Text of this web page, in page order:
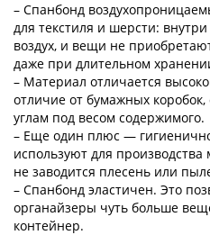
– Спанбонд
для текстиля и шерсти:
воздух, и вещи не
даже при длительном
– Материал отличается
отличие от бумажных
углам под весом содержимого.
– Еще один плюс —
используют для
не заводится плесень или
– Спанбонд эластичен. Это
органайзеры чуть больше
контейнер.